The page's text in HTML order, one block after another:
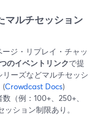
マルチセッション
ジ・リプレイ・チャッ
のイベントリンクで提
ーズなどマルチセッシ
(Crowdcast Docs)
（例：100+、250+、
ション制限あり。